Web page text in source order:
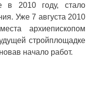
в 2010 году, стало
Уже 7 августа 2010
архиепископом
стройплощадке
начало работ.